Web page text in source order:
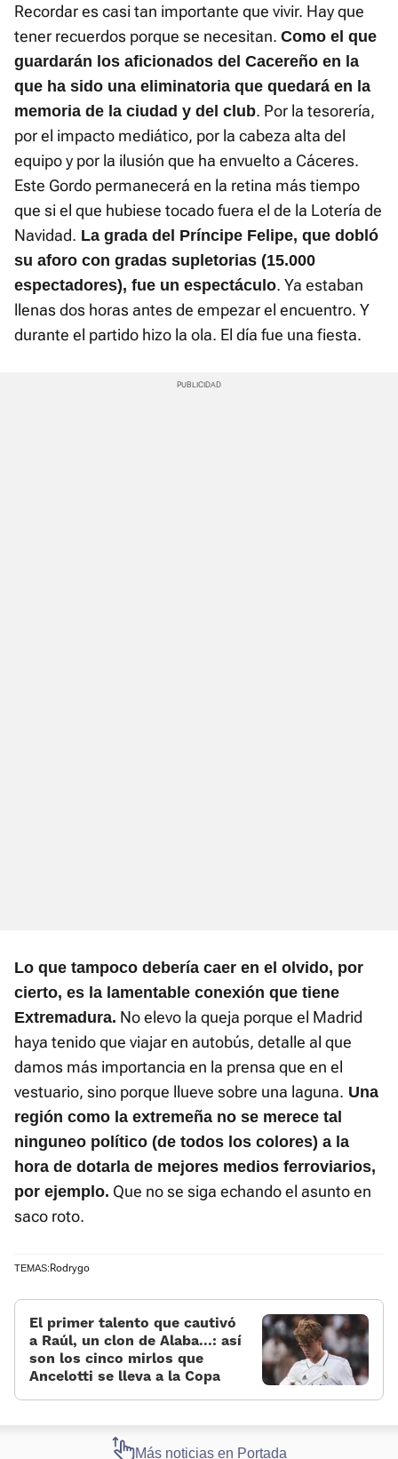
Recordar es casi tan importante que vivir. Hay que
tener recuerdos porque se necesitan. Como el que
guardarán los aficionados del Cacereño en la
que ha sido una eliminatoria que quedará en la
memoria de la ciudad y del club. Por la tesorería,
por el impacto mediático, por la cabeza alta del
equipo y por la ilusión que ha envuelto a Cáceres.
Este Gordo permanecerá en la retina más tiempo
que si el que hubiese tocado fuera el de la Lotería de
Navidad. La grada del Príncipe Felipe, que dobló
su aforo con gradas supletorias (15.000
espectadores), fue un espectáculo. Ya estaban
llenas dos horas antes de empezar el encuentro. Y
durante el partido hizo la ola. El día fue una fiesta.
Lo que tampoco debería caer en el olvido, por
cierto, es la lamentable conexión que tiene
Extremadura. No elevo la queja porque el Madrid
haya tenido que viajar en autobús, detalle al que
damos más importancia en la prensa que en el
vestuario, sino porque llueve sobre una laguna. Una
región como la extremeña no se merece tal
ninguneo político (de todos los colores) a la
hora de dotarla de mejores medios ferroviarios,
por ejemplo. Que no se siga echando el asunto en
saco roto.
TEMAS:Rodrygo
El primer talento que cautivó
a Raúl, un clon de Alaba...: así
son los cinco mirlos que
Ancelotti se lleva a la Copa
Más noticias en Portada